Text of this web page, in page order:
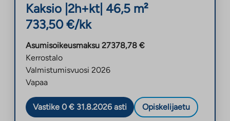
Kaksio 2h+kt| 46,5 m²
733,50 €/kk
Asumisoikeusmaksu 27378,78 €
Kerrostalo
Valmistumisvuosi 2026
Vapaa
Vastike 0 € 31.8.2026 asti Opiskelijaetu